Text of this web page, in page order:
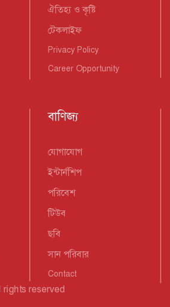
ঐতিহ্য ও কৃষ্টি
টেকলাইফ
Privacy Policy
Career Opportunity
বাণিজ্য
যোগাযোগ
ইন্টার্নশিপ
পরিবেশ
টিউব
ছবি
সান পরিবার
Contact
rights reserved